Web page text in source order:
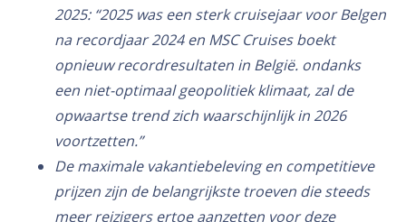
2025: “2025 was een sterk cruisejaar voor Belgen
na recordjaar 2024 en MSC Cruises boekt
opnieuw recordresultaten in België. ondanks
een niet-optimaal geopolitiek klimaat, zal de
opwaartse trend zich waarschijnlijk in 2026
voortzetten.”
De maximale vakantiebeleving en competitieve
prijzen zijn de belangrijkste troeven die steeds
meer reizigers ertoe aanzetten voor deze